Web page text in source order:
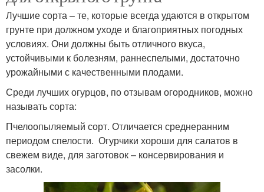
Лучшие сорта – те, которые всегда удаются в открытом
грунте при должном уходе и благоприятных погодных
условиях. Они должны быть отличного вкуса,
устойчивыми к болезням, раннеспелыми, достаточно
урожайными с качественными плодами.
Среди лучших огурцов, по отзывам огородников, можно
называть сорта:
Пчелоопыляемый сорт. Отличается среднеранним
периодом спелости. Огурчики хороши для салатов в
свежем виде, для заготовок – консервирования и
засолки.